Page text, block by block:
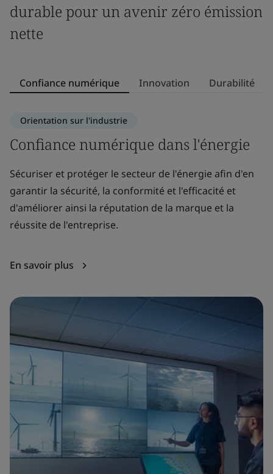
durable pour un avenir zéro émission
nette
Confiance numérique Innovation Durabilité
Orientation sur l'industrie
Confiance numérique dans l'énergie
Sécuriser et protéger le secteur de l'énergie afin d'en
garantir la sécurité, la conformité et l'efficacité et
d'améliorer ainsi la réputation de la marque et la
réussite de l'entreprise.
En savoir plus